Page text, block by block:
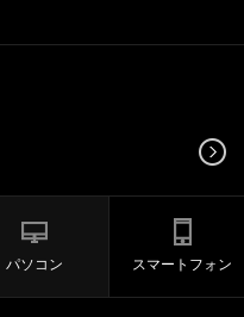
パソコン スマートフォン